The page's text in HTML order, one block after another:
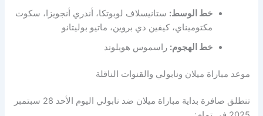
خط الوسط: ستانيسلاف لوبوتكا، أندري أنجويزا، سكوت
مكتوميناي، كيفين دي بروين، ماتيو بوليتانو
خط الهجوم: راسموس هويلوند
موعد مباراة ميلان ونابولي والقنوات الناقلة
تنطلق صافرة بداية مباراة ميلان ضد نابولي اليوم الأحد 28 سبتمبر